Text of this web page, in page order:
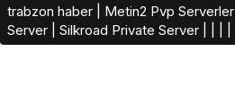
trabzon haber Metin2 Pvp Serverler
Server
Silkroad Private Server​